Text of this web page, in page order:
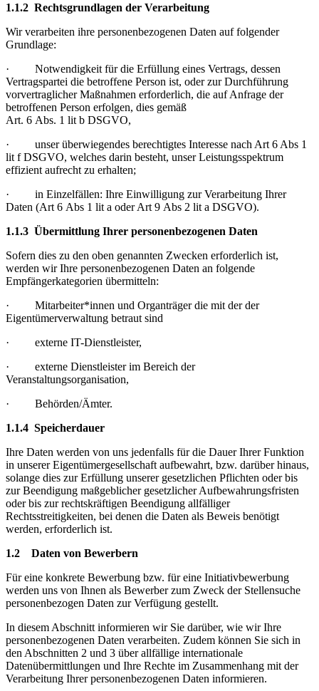
1.1.2 Rechtsgrundlagen der Verarbeitung
Wir verarbeiten ihre personenbezogenen Daten auf folgender
Grundlage:
· Notwendigkeit für die Erfüllung eines Vertrags, dessen
Vertragspartei die betroffene Person ist, oder zur Durchführung
vorvertraglicher Maßnahmen erforderlich, die auf Anfrage der
betroffenen Person erfolgen, dies gemäß
Art. 6 Abs. 1 lit b DSGVO,
· unser überwiegendes berechtigtes Interesse nach Art 6 Abs 1
lit f DSGVO, welches darin besteht, unser Leistungsspektrum
effizient aufrecht zu erhalten;
· in Einzelfällen: Ihre Einwilligung zur Verarbeitung Ihrer
Daten (Art 6 Abs 1 lit a oder Art 9 Abs 2 lit a DSGVO).
1.1.3 Übermittlung Ihrer personenbezogenen Daten
Sofern dies zu den oben genannten Zwecken erforderlich ist,
werden wir Ihre personenbezogenen Daten an folgende
Empfängerkategorien übermitteln:
· Mitarbeiter*innen und Organträger die mit der der
Eigentümerverwaltung betraut sind
· externe IT-Dienstleister,
· externe Dienstleister im Bereich der
Veranstaltungsorganisation,
· Behörden/Ämter.
1.1.4 Speicherdauer
Ihre Daten werden von uns jedenfalls für die Dauer Ihrer Funktion
in unserer Eigentümergesellschaft aufbewahrt, bzw. darüber hinaus,
solange dies zur Erfüllung unserer gesetzlichen Pflichten oder bis
zur Beendigung maßgeblicher gesetzlicher Aufbewahrungsfristen
oder bis zur rechtskräftigen Beendigung allfälliger
Rechtsstreitigkeiten, bei denen die Daten als Beweis benötigt
werden, erforderlich ist.
1.2 Daten von Bewerbern
Für eine konkrete Bewerbung bzw. für eine Initiativbewerbung
werden uns von Ihnen als Bewerber zum Zweck der Stellensuche
personenbezogen Daten zur Verfügung gestellt.
In diesem Abschnitt informieren wir Sie darüber, wie wir Ihre
personenbezogenen Daten verarbeiten. Zudem können Sie sich in
den Abschnitten 2 und 3 über allfällige internationale
Datenübermittlungen und Ihre Rechte im Zusammenhang mit der
Verarbeitung Ihrer personenbezogenen Daten informieren.